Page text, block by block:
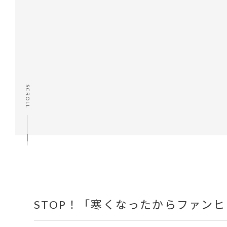
SCROLL
STOP！「寒くなったからファンヒ